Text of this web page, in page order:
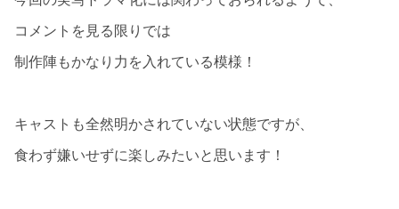
コメントを見る限りでは
制作陣もかなり力を入れている模様！
キャストも全然明かされていない状態ですが、
食わず嫌いせずに楽しみたいと思います！